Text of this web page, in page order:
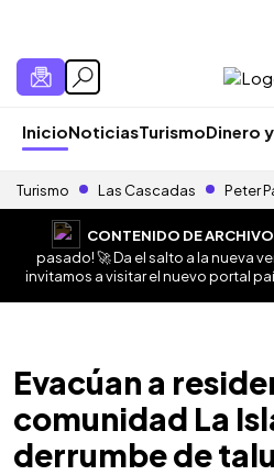
InicioNoticiasTurismoDinero
Turismo Las Cascadas Peter
CONTENIDO DE
pasado! 🚀 Da el salto a la nueva
invitamos a visitar el nuevo portal
Evacúan a
comunidad La
derrumbe de